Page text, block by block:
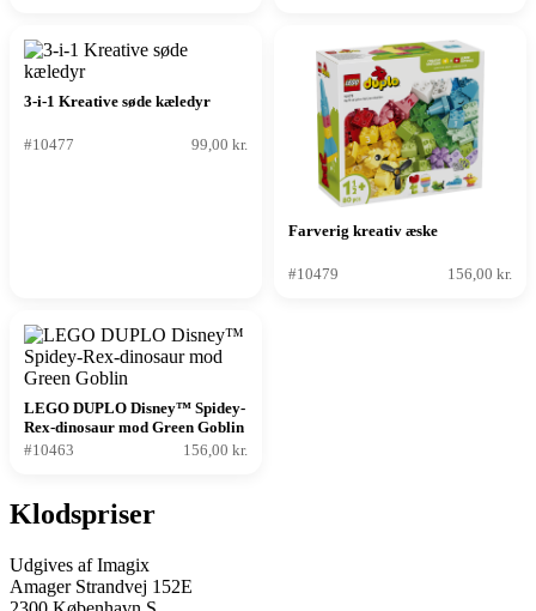
3-i-1 Kreative søde kæledyr
#10477 99,00 kr.
Farverig kreativ æske
#10479 156,00 kr.
LEGO DUPLO Disney™ Spidey-
Rex-dinosaur mod Green Goblin
#10463
156,00 kr.
Klodspriser
Udgives af Imagix
Amager Strandvej 152E